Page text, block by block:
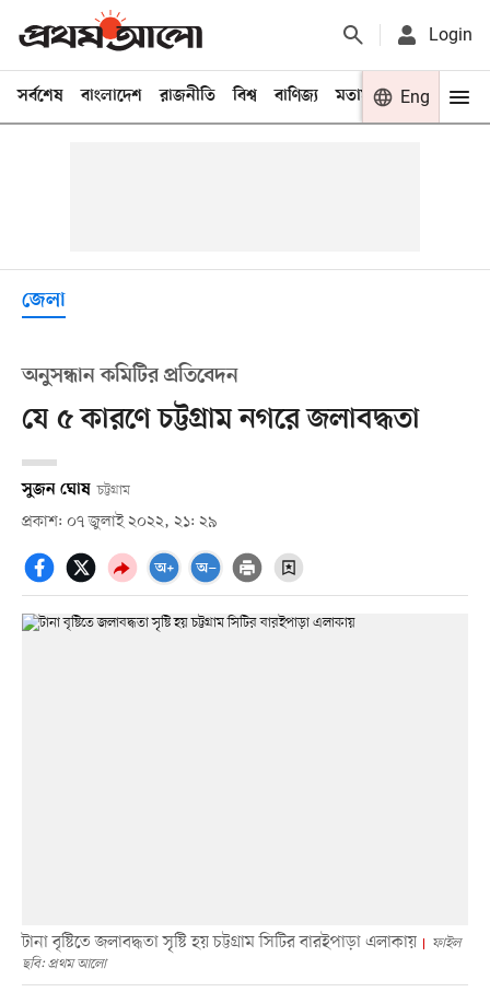
Login
সর্বশেষ বাংলাদেশ রাজনীতি বিশ্ব বাণিজ্য মতামত খেলা
Eng
জেলা
অনুসন্ধান কমিটির প্রতিবেদন
যে ৫ কারণে চট্টগ্রাম নগরে জলাবদ্ধতা
সুজন ঘোষ চট্টগ্রাম
প্রকাশ: ০৭ জুলাই ২০২২, ২১: ২৯
টানা বৃষ্টিতে জলাবদ্ধতা সৃষ্টি হয় চট্টগ্রাম সিটির বারইপাড়া এলাকায়
ফাইল
ছবি: প্রথম আলো